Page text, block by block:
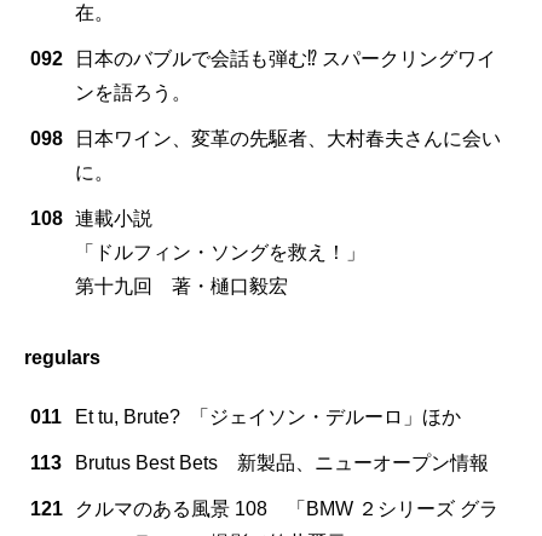
在。
092
日本のバブルで会話も弾む⁉ スパークリングワイ
ンを語ろう。
098
日本ワイン、変革の先駆者、大村春夫さんに会い
に。
108 連載小説
「ドルフィン・ソングを救え！」
第十九回 著・樋口毅宏
regulars
011 Et tu, Brute? 「ジェイソン・デルーロ」ほか
113 Brutus Best Bets 新製品、ニューオープン情報
121
クルマのある風景 108 「BMW ２シリーズ グラ